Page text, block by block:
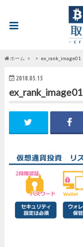
ホーム ex_rank_image01
2018.05.15
ex_rank_image01